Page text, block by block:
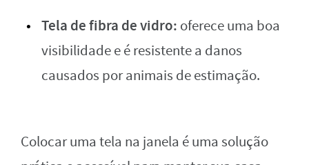
Tela de fibra de vidro: oferece uma boa
visibilidade e é resistente a danos
causados por animais de estimação.
Colocar uma tela na janela é uma solução